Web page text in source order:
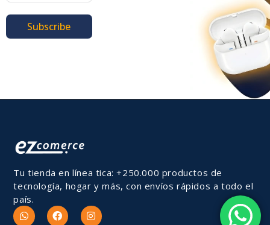
Subscribe
Tu tienda en línea tica: +250.000 productos de
tecnología, hogar y más, con envíos rápidos a todo el
país.